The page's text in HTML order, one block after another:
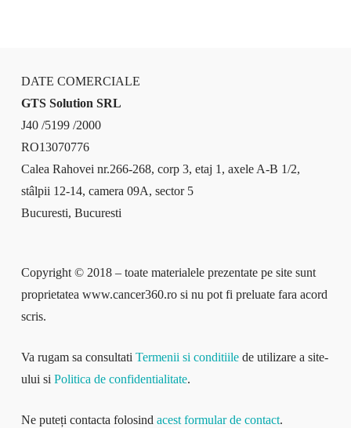
DATE COMERCIALE
GTS Solution SRL
J40 /5199 /2000
RO13070776
Calea Rahovei nr.266-268, corp 3, etaj 1, axele A-B 1/2,
stâlpii 12-14, camera 09A, sector 5
Bucuresti, Bucuresti
Copyright © 2018 – toate materialele prezentate pe site sunt
proprietatea www.cancer360.ro si nu pot fi preluate fara acord
scris.
Va rugam sa consultati Termenii si conditiilede utilizare a site-
ului si Politica de confidentialitate.
Ne puteți contacta folosind acest formular de contact.